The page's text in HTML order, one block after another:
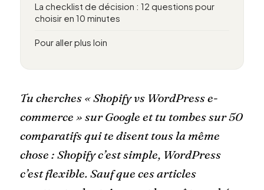
La checklist de décision : 12 questions pour
choisir en 10 minutes
Pour aller plus loin
Tu cherches « Shopify vs WordPress e-
commerce » sur Google et tu tombes sur 50
comparatifs qui te disent tous la même
chose : Shopify c’est simple, WordPress
c’est flexible. Sauf que ces articles